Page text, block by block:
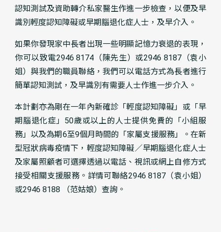
認知測試及資助轉介私家醫生作進一步檢查，以便及早
識別輕度認知障礙或早期腦退化症人士，及早介入。
如果你發現家中長者出現一些明顯記憶力衰退的表現，
你可以致電2946 8174（陳先生）或2946 8187（袁小
姐）與我們的職員聯絡，我們可以電話方式為長者進行
簡單認知測試，及早識別有需要人士作進一步介入。
本計劃亦為剛在一年內新確診「輕度認知障礙」或「早
期腦退化症」50歲或以上的人士提供免費的「小組服
務」以及為期6至9個月時間的「家屬支援服務」。在新
型冠狀病毒疫情下，輕度認知障礙／早期腦退化症人士
及家屬照顧者可選擇透過以電話、視訊或網上自修方式
接受相關支援服務。詳情可聯絡2946 8187（袁小姐）
或2946 8188 （范姑娘）查詢。